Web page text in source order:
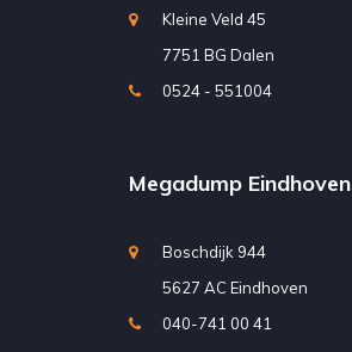
Kleine Veld 45
7751 BG Dalen
0524 - 551004
Megadump Eindhoven
Boschdijk 944
5627 AC Eindhoven
040-741 00 41